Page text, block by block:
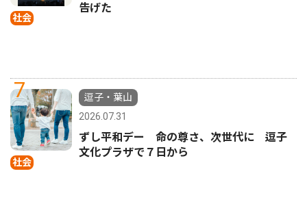
社会
告げた
7
社会
逗子・葉山
2026.07.31
ずし平和デー 命の尊さ、次世代に 逗子
文化プラザで７日から